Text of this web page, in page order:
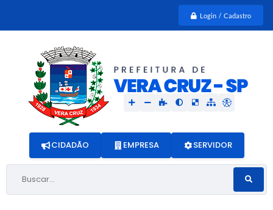
Login / Cadastro
Buscar...
CIDADÃO EMPRESA SERVIDOR